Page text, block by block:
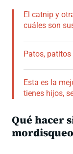
El catnip y
cuáles son
Patos,
Esta es la
tienes hijos,
Qué hacer